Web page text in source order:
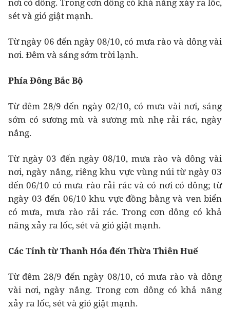
nơi có dông. Trong cơn dông có khả năng xảy ra lốc,
sét và gió giật mạnh.
Từ ngày 06 đến ngày 08/10, có mưa rào và dông vài
nơi. Đêm và sáng sớm trời lạnh.
Phía Đông Bắc Bộ
Từ đêm 28/9 đến ngày 02/10, có mưa vài nơi, sáng
sớm có sương mù và sương mù nhẹ rải rác, ngày
nắng.
Từ ngày 03 đến ngày 08/10, mưa rào và dông vài
nơi, ngày nắng, riêng khu vực vùng núi từ ngày 03
đến 06/10 có mưa rào rải rác và có nơi có dông; từ
ngày 03 đến 06/10 khu vực đồng bằng và ven biển
có mưa, mưa rào rải rác. Trong cơn dông có khả
năng xảy ra lốc, sét và gió giật mạnh.
Các Tỉnh từ Thanh Hóa đến Thừa Thiên Huế
Từ đêm 28/9 đến ngày 08/10, có mưa rào và dông
vài nơi, ngày nắng. Trong cơn dông có khả năng
xảy ra lốc, sét và gió giật mạnh.